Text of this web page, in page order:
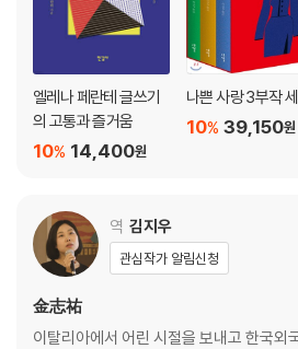
엘레나 페란테 글쓰기
의 고통과 즐거움
14,400원
10%
나쁜 사랑 3부작
39,150원
10%
역 김지우
관심작가 알림신청
金志祐
이탈리아에서 어린 시절을 보내고 한국외